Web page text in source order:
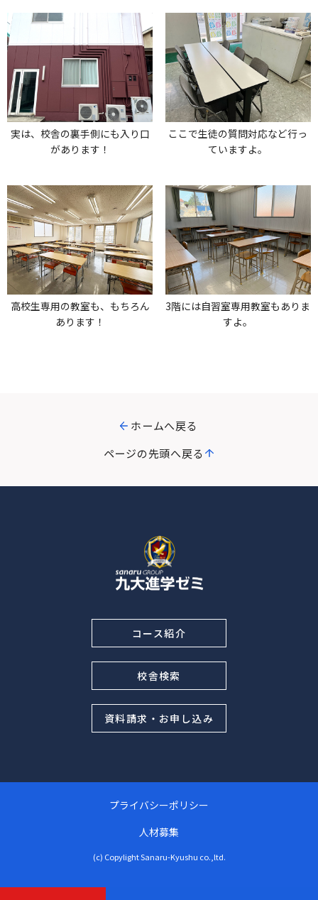
実は、校舎の裏手側にも入り口
があります！
ここで生徒の質問対応など行っ
ていますよ。
高校生専用の教室も、もちろん
あります！
3階には自習室専用教室もありま
すよ。
ホームへ戻る
ページの先頭へ戻る
コース紹介
校舎検索
資料請求・お申し込み
プライバシーポリシー
人材募集
(c) Copylight Sanaru-Kyushu co.,ltd.